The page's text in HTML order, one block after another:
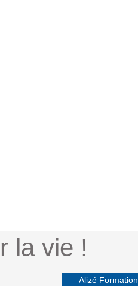
la vie !
Alizé Formation